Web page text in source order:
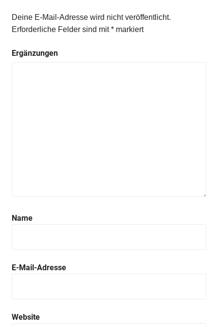
Deine E-Mail-Adresse wird nicht veröffentlicht.
Erforderliche Felder sind mit* markiert
Ergänzungen
Name
E-Mail-Adresse
Website